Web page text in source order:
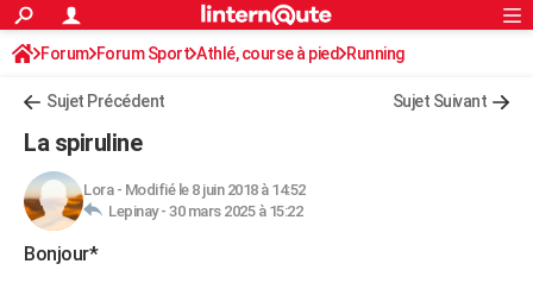
ACTUALITÉS
Politique
Société
Faits Divers
Education
Monde
Villes
+
FINANCE
Retraite
Impôts
Epargne
Immobilier
Risques naturels par ville
Banque
Assurance
Crédit
AUTO
Essais
Réserver un essai
Citadines
Berlines
SUV
Forum auto
+HIGH-TECH
S'inscrire
Connexion
Forum Forum Sport Athlé, course à pied Running
Sujet Précédent Sujet Suivant
La spiruline
Lora- Modifié le 8 juin 2018 à 14:52
Lepinay - 30 mars 2025 à 15:22
Bonjour*